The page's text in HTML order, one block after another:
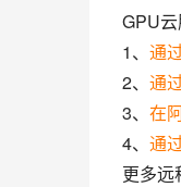
GPU云
1、 通
2、 通
3、 在
4、 通
更多远